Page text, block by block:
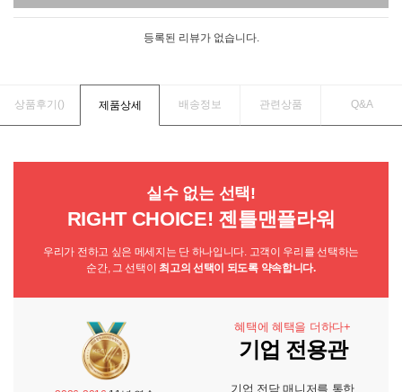
등록된 리뷰가 없습니다.
상품후기() 제품상세 배송정보 관련상품 Q&A
실수 없는 선택!
RIGHT CHOICE! 젠틀맨플라워
우리가 전하고 싶은 메세지는 단 하나입니다. 고객이 우리를 선택하는
순간, 그 선택이 최고의 선택이 되도록 약속합니다.
혜택에 혜택을 더하다+
기업 전용관
기업 전담 매니저를 통한